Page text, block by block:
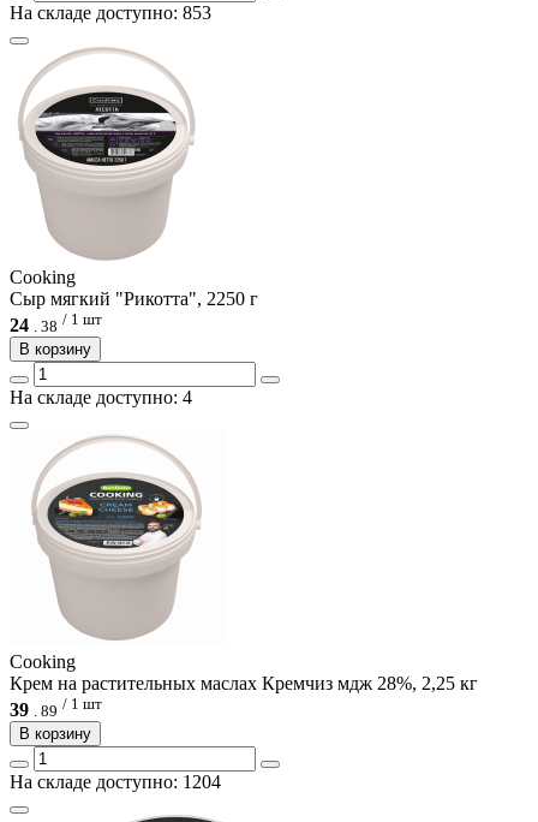
На складе доступно: 853
Cooking
Сыр мягкий "Рикотта", 2250 г
24 . 38 / 1 шт
В корзину
На складе доступно: 4
Cooking
Крем на растительных маслах Кремчиз мдж 28%, 2,25 кг
39 . 89 / 1 шт
В корзину
На складе доступно: 1204